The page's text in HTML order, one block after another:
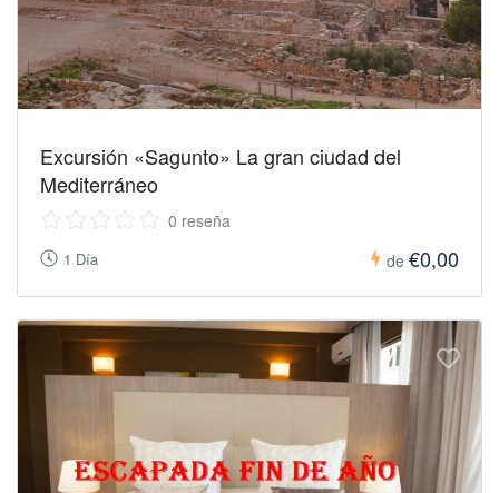
Excursión «Sagunto» La gran ciudad del
Mediterráneo
0 reseña
1 Día de €0,00